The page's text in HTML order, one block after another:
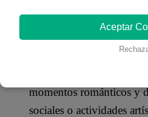
Libra (23 de
momentos románticos y
sociales o actividades
Aceptar